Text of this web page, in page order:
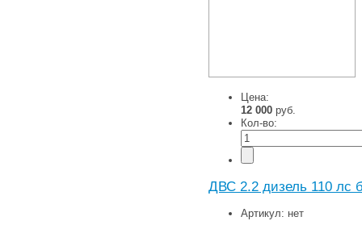
Цена:
12 000 руб.
Кол-во:
ДВС 2.2 дизель 110 лс
Артикул: нет